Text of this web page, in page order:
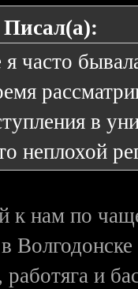
часто
в
неплохой
к нам по
Волгодонске
работяга и